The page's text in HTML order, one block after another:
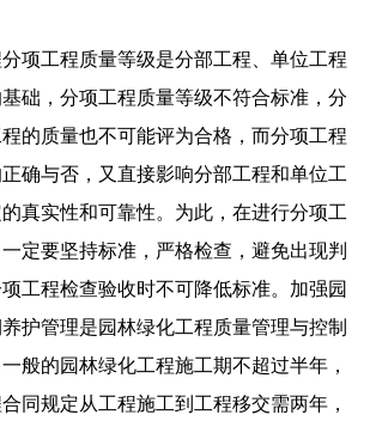
项工程质量等级是分部工程、单位工程
础，分项工程质量等级不符合标准，分
的质量也不可能评为合格，而分项工程
确与否，又直接影响分部工程和单位工
真实性和可靠性。为此，在进行分项工
定要坚持标准，严格检查，避免出现判
工程检查验收时不可降低标准。加强园
护管理是园林绿化工程质量管理与控制
般的园林绿化工程施工期不超过半年，
同规定从工程施工到工程移交需两年，